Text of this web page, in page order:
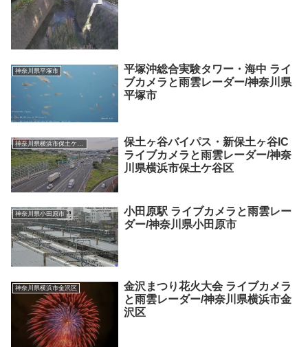
神奈川県平塚市
平塚沖総合実験タワー・海中 ライ
ブカメラと雨雲レーダー/神奈川県
平塚市
保土ヶ谷バイパス・新保土ヶ谷IC
ライブカメラと雨雲レーダー/神奈
川県横浜市保土ケ谷区
神奈川県小田原市
小田原駅 ライブカメラと雨雲レー
ダー/神奈川県小田原市
神奈川県横浜市金沢区
金沢まつり花火大会 ライブカメラ
と雨雲レーダー/神奈川県横浜市金
沢区